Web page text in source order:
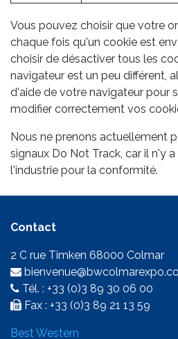
Vous pouvez choisir que votre
chaque fois qu'un cookie est
choisir de désactiver tous les
navigateur est un peu différent,
d'aide de votre navigateur pour
modifier correctement vos
Nous ne prenons actuellement
signaux Do Not Track, car il n'y
l'industrie pour la conformité.
Contact
2 C rue Timken 68000 Colmar
Tél. : +33 (0)3 89 30 06 00
Fax : +33 (0)3 89 21 13 59
Best Western